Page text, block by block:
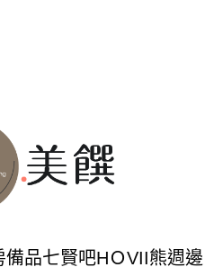
備品七賢吧HＯVII熊週邊